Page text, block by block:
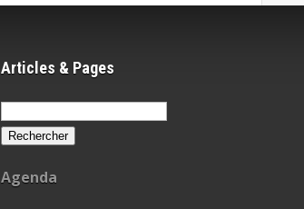
Articles & Pages
Rechercher :
Agenda